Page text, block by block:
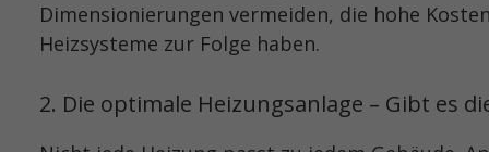
Dimensionierungen vermeiden, die hohe
Heizsysteme zur Folge haben.
2. Die optimale Heizungsanlage – Gibt es